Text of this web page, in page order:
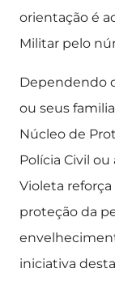
orientação é
Militar pelo
Dependendo
ou seus
Núcleo de
Polícia Civil
Violeta
proteção da
iniciativa